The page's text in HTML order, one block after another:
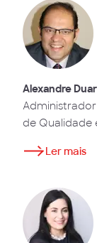
Alexandre
de Qualidade
Ler mais